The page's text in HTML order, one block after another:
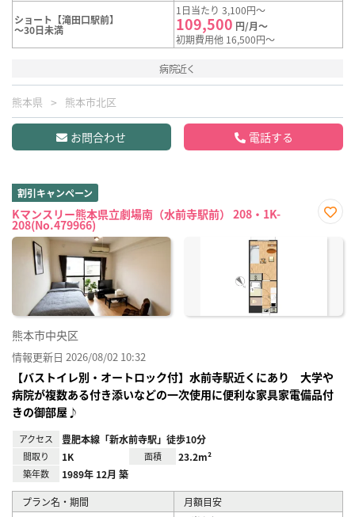
ショート【滝田口駅前】
～30日未満
1日当たり 3,100円～
109,500 円/月～
初期費用他 16,500円～
病院近く
熊本県 熊本市北区
お問合わせ 電話する
割引キャンペーン
Kマンスリー熊本県立劇場南（水前寺駅前） 208・1K-
208(No.479966)
に入
熊本市中央区
情報更新日 2026/08/02 10:32
【バストイレ別・オートロック付】水前寺駅近くにあり 大学や
病院が複数ある付き添いなどの一次使用に便利な家具家電備品付
きの御部屋♪
アクセス 豊肥本線「新水前寺駅」徒歩10分
間取り 1K 面積 23.2m²
築年数 1989年 12月 築
プラン名・期間
月額目安